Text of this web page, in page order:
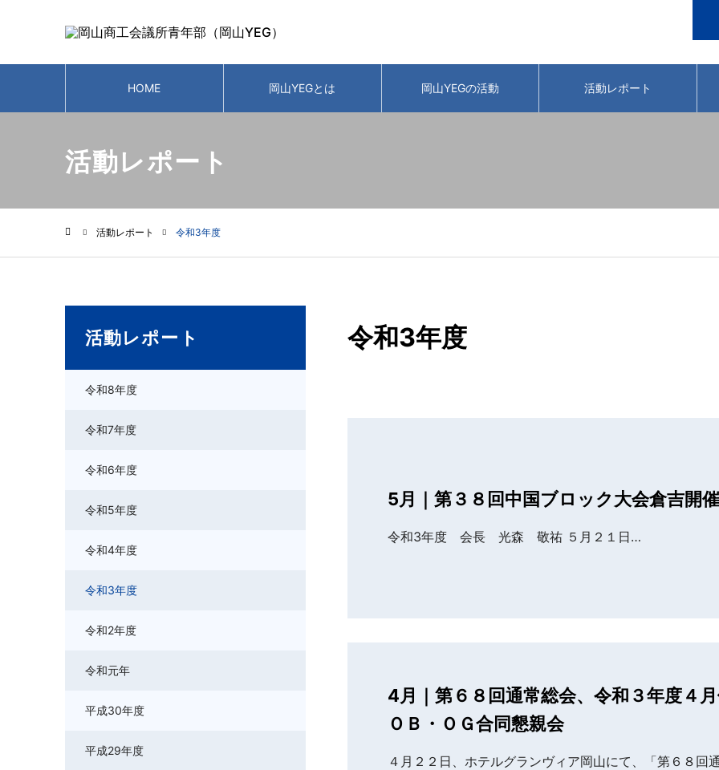
HOME 岡山YEGとは 岡山YEGの活動 活動レポート
活動レポート
活動レポート 令和3年度
令和3年度
5月｜第３８回中国ブロック大会倉吉開催
令和3年度 会長 光森 敬祐 ５月２１日…
4月｜第６８回通常総会、令和３年度４
ＯＢ・ＯＧ合同懇親会
４月２２日、ホテルグランヴィア岡山にて、「第６８回
活動レポート
令和8年度
令和7年度
令和6年度
令和5年度
令和4年度
令和3年度
令和2年度
令和元年
平成30年度
平成29年度